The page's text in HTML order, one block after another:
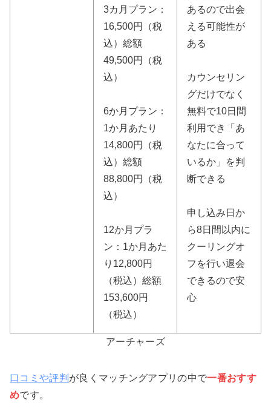
3カ月プラン：
16,500円（税
込）総額
49,500円（税
込）
6か月プラン：
1か月あたり
14,800円（税
込）総額
88,800円（税
込）
12か月プラ
ン：1か月あた
り12,800円
（税込）総額
153,600円
（税込）
あるので出会
える可能性が
ある
カウンセリン
グだけでなく
無料で10日間
利用でき「あ
なたに合って
いるか」を判
断できる
申し込み日か
ら8日間以内に
クーリングオ
フを行い退会
できるので安
心
アーチャーズ
口コミや評判 が良くマッチングアプリの中で一番おすす
めです。